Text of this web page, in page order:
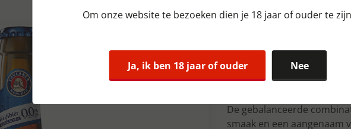
Paulaner
Krat 4x6x33
De gebalanceerde
smaak en een aangenaam
Om onze website te bezoeken dien je 18 jaar of ouder te
Ja, ik ben 18 jaar of ouder Nee